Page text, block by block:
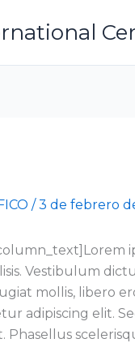
/3 de febrero
Vestibulum
mollis, libero
adipiscing elit.